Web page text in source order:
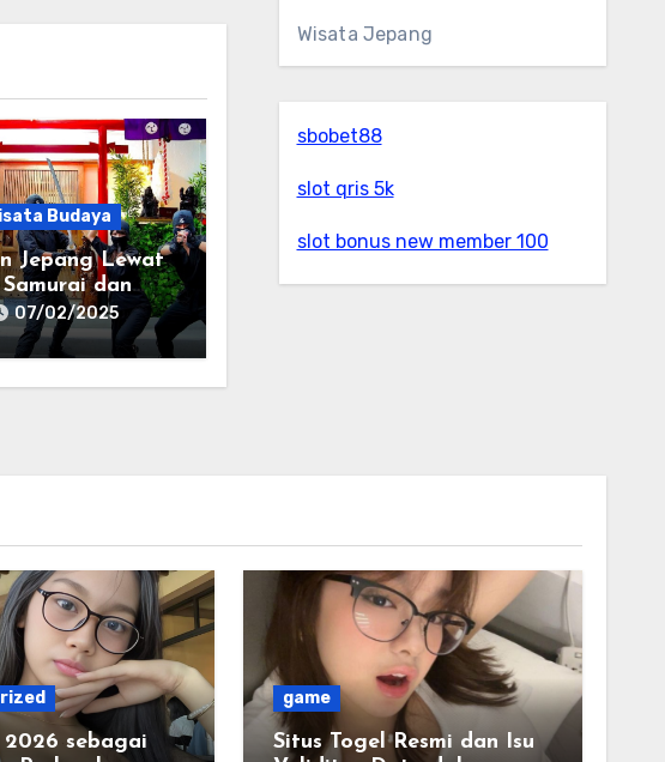
Budaya
Jepang Lewat
dan
Budaya
untuk
07/02/2025
Wisata Jepang
sbobet88
slot qris 5k
slot bonus new member 100
sebagai
game
Situs Togel Resmi dan Isu